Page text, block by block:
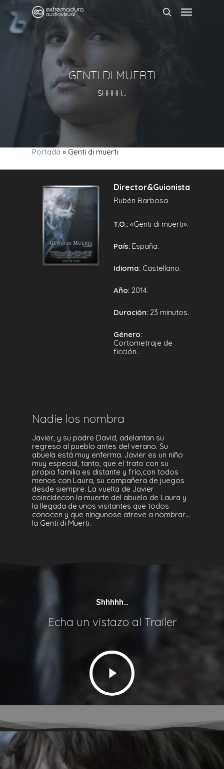
GENTI DI MUERTI
SHHHH...
Portada » Genti di muerti
Director&Guionista
Rubén Barbosa
T.O.: «Genti di muerti».
País: España.
Idioma: Castellano.
Año: 2014.
Duración: 23 minutos.
Género:
Cortometraje de
ficción.
Nadie los nombra
Javier, y su padre David, adelantan su
regreso al pueblo antes del verano. Su
abuela está muy enferma. Javier es un niño
muy especial, tanto, que el trato con su
propia familia es distante y frío,con todos
menos con Laura, su compañera de juegos
desde siempre. La vuelta de Javier
coincidecon la muerte del abuelo de Laura y
la llegada de unos visitantes que todos
conocen y que ningunose atreve a nombrar…
la Genti di Muerti.
Shhhhh…
Echa un vistazo al Trailer